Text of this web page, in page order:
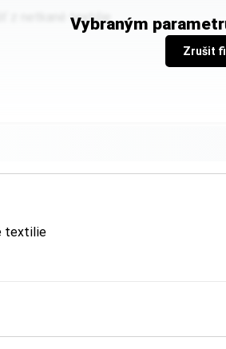
Vybraným
Zrušit
z netkané textilie
textilie